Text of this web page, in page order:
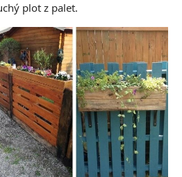
plot z palet.